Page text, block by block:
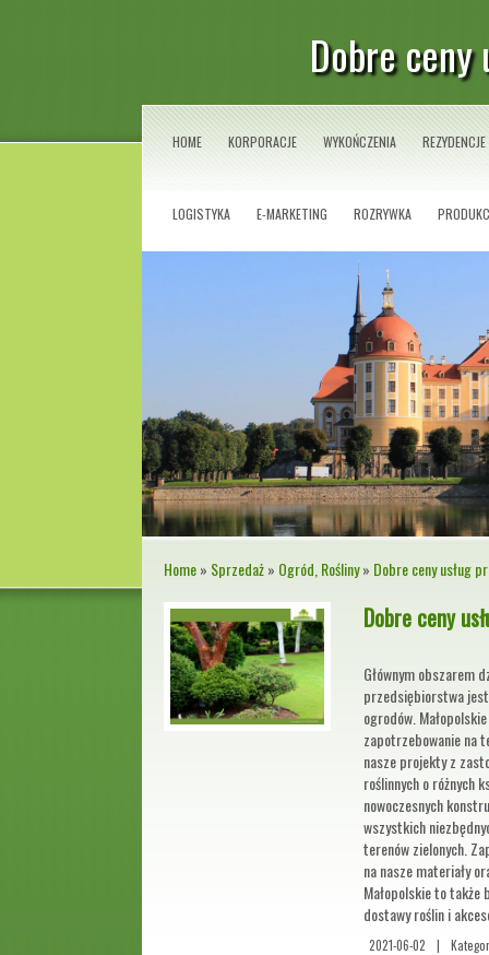
Dobre ceny
HOME KORPORACJE WYKOŃCZENIA REZYDENCJE
LOGISTYKA E-MARKETING ROZRYWKA
Home» Sprzedaż» Ogród, Rośliny» Dobre ceny usług
Dobre ceny
Głównym obszarem
przedsiębiorstwa
ogrodów.
zapotrzebowanie na
nasze projekty z
roślinnych o różnych
nowoczesnych
wszystkich
terenów zielonych.
na nasze materiały
Małopolskie to także
dostawy roślin i
2021-06-02 |